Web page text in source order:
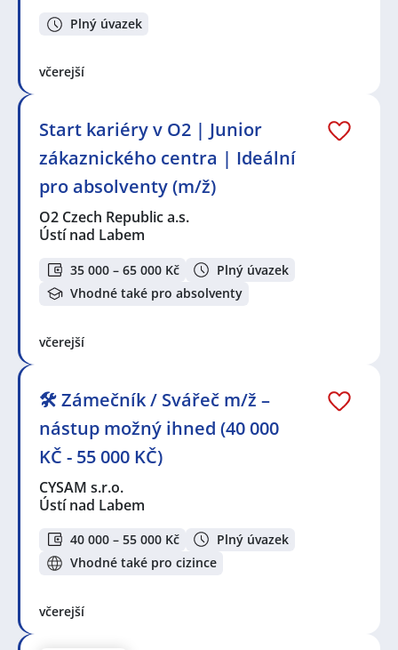
Plný úvazek
včerejší
Start kariéry v O2 | Junior
zákaznického centra | Ideální
pro absolventy (m/ž)
O2 Czech Republic a.s.
Ústí nad Labem
35 000 – 65 000 Kč
Plný úvazek
Vhodné také pro absolventy
včerejší
🛠️ Zámečník / Svářeč m/ž –
nástup možný ihned (40 000
KČ - 55 000 KČ)
CYSAM s.r.o.
Ústí nad Labem
40 000 – 55 000 Kč
Plný úvazek
Vhodné také pro cizince
včerejší